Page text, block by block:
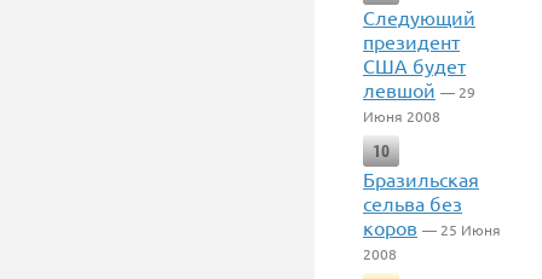
Следующий
президент
США будет
левшой — 29
Июня 2008
10
Бразильская
сельва без
коров — 25 Июня
2008